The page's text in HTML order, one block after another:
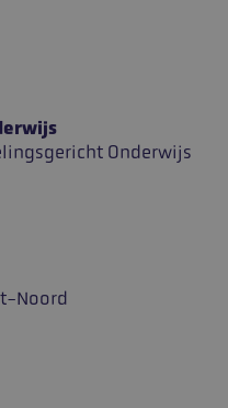
Onderwijs
Noord